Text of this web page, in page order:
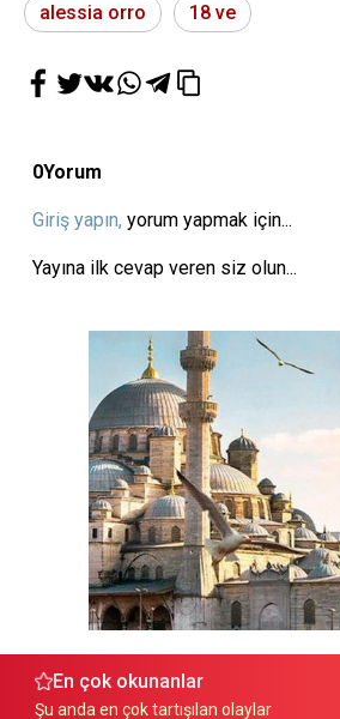
alessia orro 18 ve
0Yorum
Giriş yapın, yorum yapmak için...
Yayına ilk cevap veren siz olun...
En çok okunanlar
Şu anda en çok tartışılan olaylar